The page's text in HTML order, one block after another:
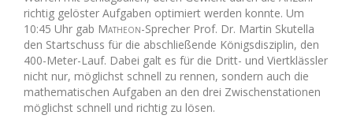
richtig gelöster Aufgaben optimiert werden konnte. Um
10:45 Uhr gab Matheon-Sprecher Prof. Dr. Martin Skutella
den Startschuss für die abschließende Königsdisziplin, den
400-Meter-Lauf. Dabei galt es für die Dritt- und Viertklässler
nicht nur, möglichst schnell zu rennen, sondern auch die
mathematischen Aufgaben an den drei Zwischenstationen
möglichst schnell und richtig zu lösen.